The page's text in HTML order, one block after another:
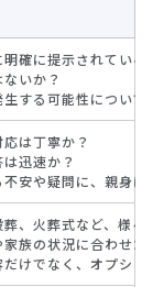
確に提示されている
いか？
する可能性につい
は丁寧か？
迅速か？
安や疑問に、親身
葬、火葬式など、様
族の状況に合わせ
だけでなく、オプシ